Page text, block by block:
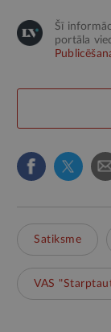
Šī
portāla
Satiksme
VAS